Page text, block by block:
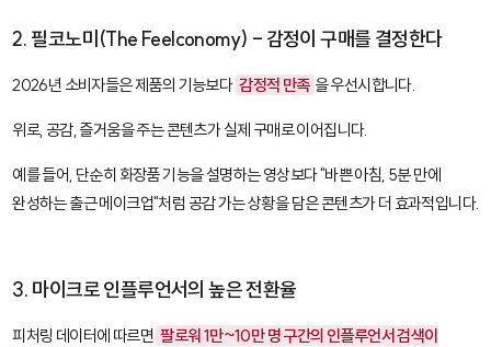
2. 필코노미(The Feelconomy) - 감정이 구매를 결정한다
2026년 소비자들은 제품의 기능보다 감정적 만족 을 우선시합니다.
위로, 공감, 즐거움을 주는 콘텐츠가 실제 구매로 이어집니다.
예를 들어, 단순히 화장품 기능을 설명하는 영상보다 "바쁜 아침, 5분 만에
완성하는 출근 메이크업"처럼 공감 가는 상황을 담은 콘텐츠가 더 효과적입니다.
3. 마이크로 인플루언서의 높은 전환율
피처링 데이터에 따르면 팔로워 1만~10만 명 구간의 인플루언서 검색이